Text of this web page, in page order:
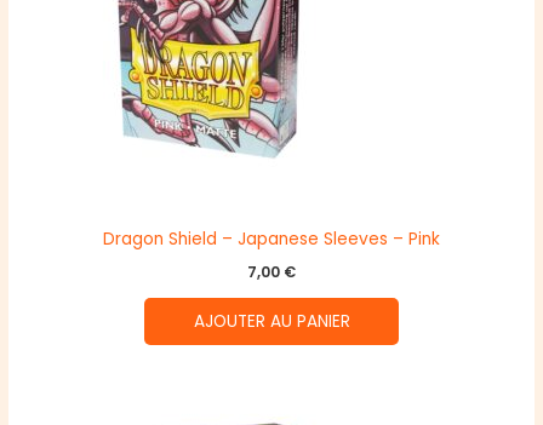
Dragon Shield – Japanese Sleeves – Pink
7,00 €
AJOUTER AU PANIER